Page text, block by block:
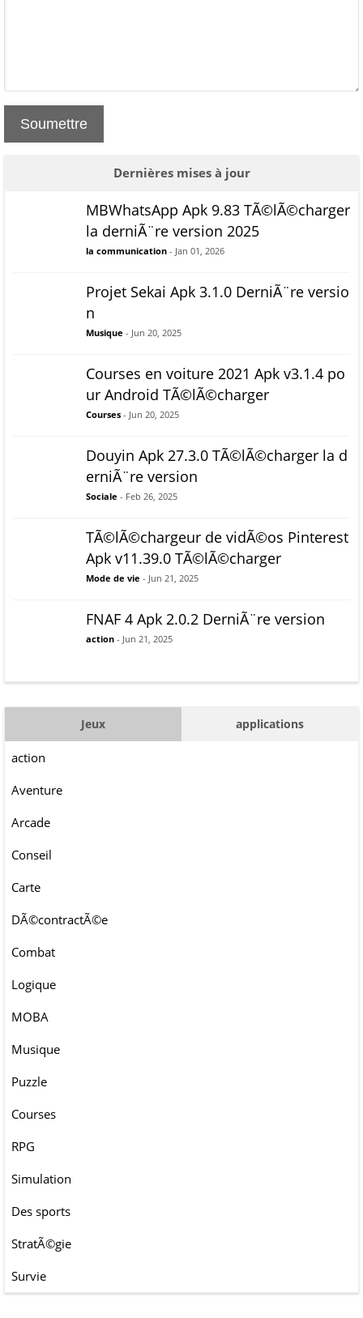
Soumettre
Dernières mises à jour
MBWhatsApp Apk 9.83 TÃ©lÃ©charger
la derniÃ¨re version 2025
la communication - Jan 01, 2026
Projet Sekai Apk 3.1.0 DerniÃ¨re versio
n
Musique - Jun 20, 2025
Courses en voiture 2021 Apk v3.1.4 po
ur Android TÃ©lÃ©charger
Courses - Jun 20, 2025
Douyin Apk 27.3.0 TÃ©lÃ©charger la d
erniÃ¨re version
Sociale - Feb 26, 2025
TÃ©lÃ©chargeur de vidÃ©os Pinterest
Apk v11.39.0 TÃ©lÃ©charger
Mode de vie - Jun 21, 2025
FNAF 4 Apk 2.0.2 DerniÃ¨re version
action - Jun 21, 2025
Jeux applications
action
Aventure
Arcade
Conseil
Carte
DÃ©contractÃ©e
Combat
Logique
MOBA
Musique
Puzzle
Courses
RPG
Simulation
Des sports
StratÃ©gie
Survie